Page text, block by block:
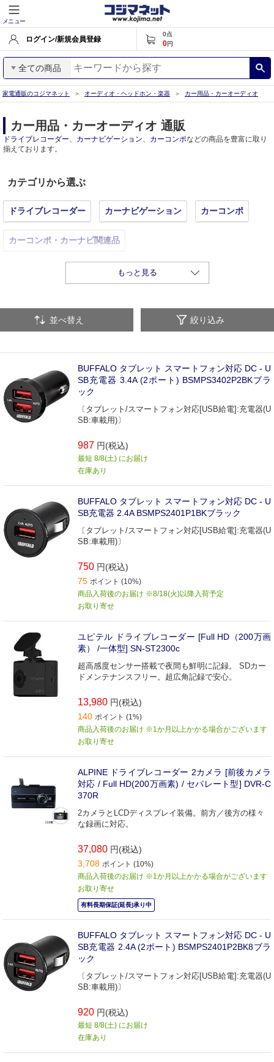
メニュー
ログイン/新規会員登録
0点
0円
全ての商品
家電通販のコジマネット オーディオ・ヘッドホン・楽器 カー用品・カーオーディオ
カー用品・カーオーディオ 通販
ドライブレコーダー、 カーナビゲーション、 カーコンポなどの商品を豊富に取り
揃えております。
カテゴリから選ぶ
ドライブレコーダー カーナビゲーション カーコンポ
カーコンポ・カーナビ関連品
シガーソケット充電器・車載用充電器 その他カー用品
もっと見る
並べ替え 絞り込み
BUFFALO タブレット スマートフォン対応 DC - U
SB充電器 3.4A (2ポート) BSMPS3402P2BKブラ
ック
〔タブレット/スマートフォン対応[USB給電]:充電器(U
SB:車載用)〕
987 円(税込)
最短 8/8(土) にお届け
在庫あり
BUFFALO タブレット スマートフォン対応 DC - U
SB充電器 2.4A BSMPS2401P1BKブラック
〔タブレット/スマートフォン対応[USB給電]:充電器(U
SB:車載用)〕
750 円(税込)
75 ポイント (10%)
商品入荷後のお届け ※8/18(火)以降入荷予定
お取り寄せ
ユピテル ドライブレコーダー [Full HD（200万画
素） /一体型] SN-ST2300c
超高感度センサー搭載で夜間も鮮明に記録。 SDカー
ドメンテナンスフリー。超広角記録で安心。
13,980 円(税込)
140 ポイント (1%)
商品入荷後のお届け ※1か月以上かかる場合がございます
お取り寄せ
ALPINE ドライブレコーダー 2カメラ [前後カメラ
対応 / Full HD(200万画素) / セパレート型] DVR-C
370R
2カメラとLCDディスプレイ装備。前方／後方の様々
な録画に対応。
37,080 円(税込)
3,708 ポイント (10%)
商品入荷後のお届け ※1か月以上かかる場合がございます
お取り寄せ
有料長期保証(延長)承り中
BUFFALO タブレット スマートフォン対応 DC - U
SB充電器 2.4A (2ポート) BSMPS2401P2BK8ブラ
ック
〔タブレット/スマートフォン対応[USB給電]:充電器(U
SB:車載用)〕
920 円(税込)
最短 8/8(土) にお届け
在庫あり